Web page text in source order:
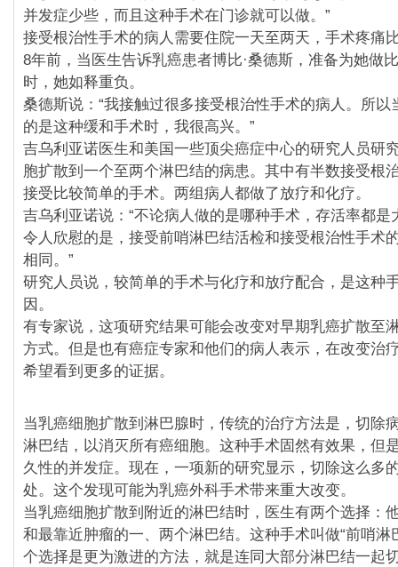
并发症少些，而且这种手术在门诊就可以做。”
接受根治性手术的病人需要住院一天至两天，手术疼痛
8年前，当医生告诉乳癌患者博比·桑德斯，准备为她做
时，她如释重负。
桑德斯说：“我接触过很多接受根治性手术的病人。所以
的是这种缓和手术时，我很高兴。”
吉乌利亚诺医生和美国一些顶尖癌症中心的研究人员研
胞扩散到一个至两个淋巴结的病患。其中有半数接受根
接受比较简单的手术。两组病人都做了放疗和化疗。
吉乌利亚诺说：“不论病人做的是哪种手术，存活率都是
令人欣慰的是，接受前哨淋巴结活检和接受根治性手术
相同。”
研究人员说，较简单的手术与化疗和放疗配合，是这种
因。
有专家说，这项研究结果可能会改变对早期乳癌扩散至
方式。但是也有癌症专家和他们的病人表示，在改变治
希望看到更多的证据。
当乳癌细胞扩散到淋巴腺时，传统的治疗方法是，切除
淋巴结，以消灭所有癌细胞。这种手术固然有效果，但
久性的并发症。现在，一项新的研究显示，切除这么多
处。这个发现可能为乳癌外科手术带来重大改变。
当乳癌细胞扩散到附近的淋巴结时，医生有两个选择：
和最靠近肿瘤的一、两个淋巴结。这种手术叫做“前哨淋
个选择是更为激进的方法，就是连同大部分淋巴结一起